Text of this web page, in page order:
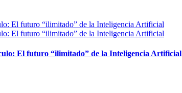
El futuro “ilimitado” de la Inteligencia Artificial